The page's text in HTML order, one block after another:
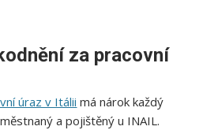
za pracovní
úraz v Itálii má nárok každý
a pojištěný u INAIL.